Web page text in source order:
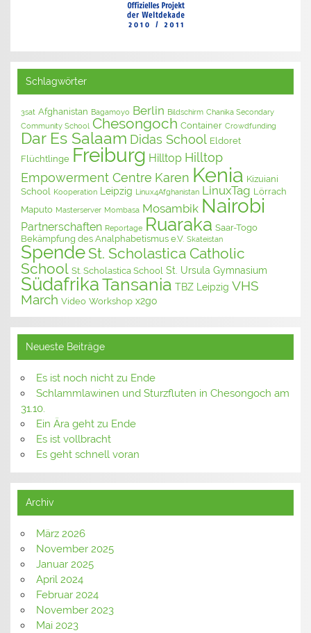
Schlagwörter
3sat Afghanistan Bagamoyo Berlin Bildschirm Chanika Secondary
Community School Chesongoch Container Crowdfunding
Dar Es Salaam Didas School Eldoret
Flüchtlinge Freiburg Hilltop Hilltop
Empowerment Centre Karen Kenia Kizuiani
School Kooperation Leipzig Linux4Afghanistan LinuxTag Lörrach
Maputo Masterserver Mombasa Mosambik Nairobi
Partnerschaften Reportage Ruaraka Saar-Togo
Bekämpfung des Analphabetismus e.V. Skateistan
Spende St. Scholastica Catholic
School St. Scholastica School St. Ursula Gymnasium
SüdafrikaTansania TBZ Leipzig VHS
March Video Workshop x2go
Neueste Beiträge
Es ist noch nicht zu Ende
Schlammlawinen und Sturzfluten in Chesongoch am
31.10.
Ein Ära geht zu Ende
Es ist vollbracht
Es geht schnell voran
Archiv
März 2026
November 2025
Januar 2025
April 2024
Februar 2024
November 2023
Mai 2023